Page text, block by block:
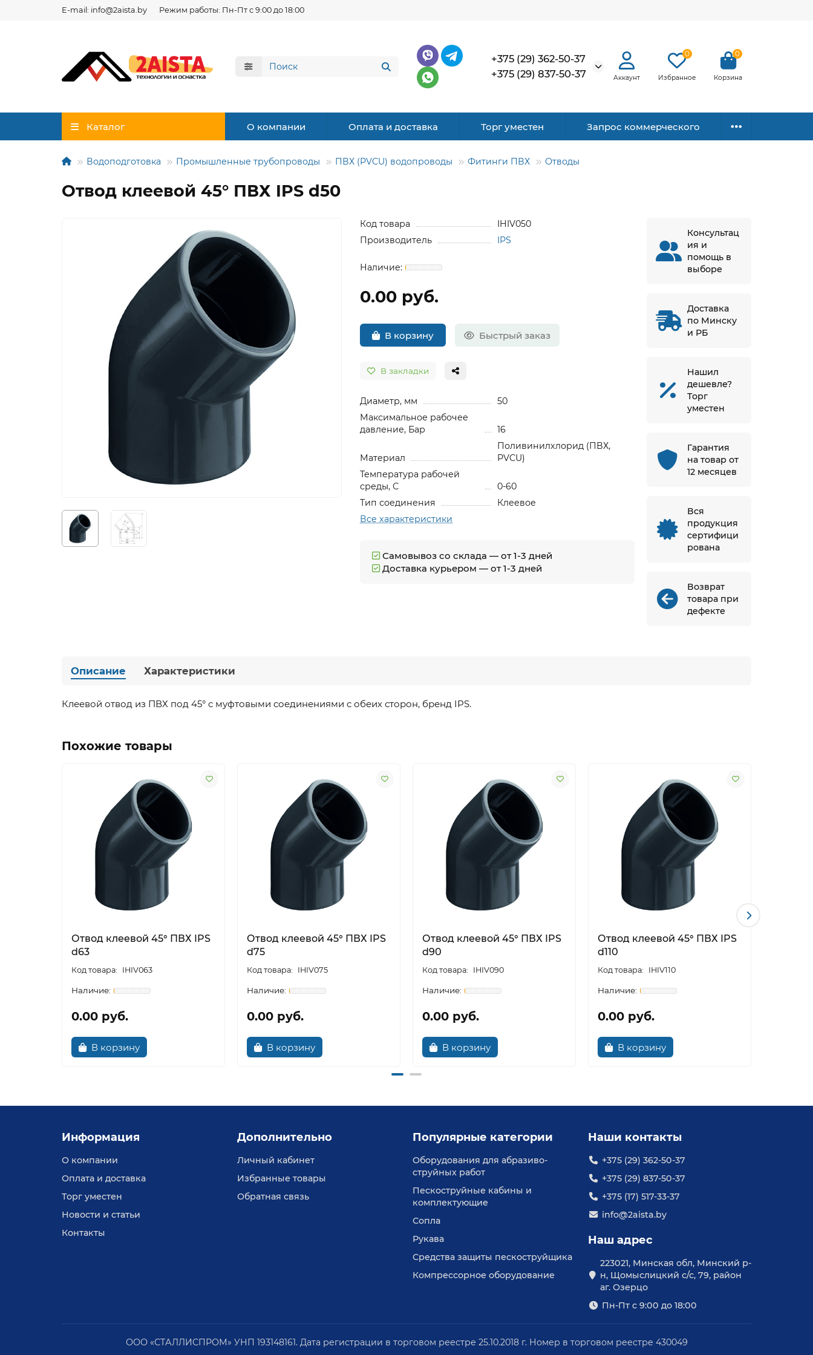
E-mail: info@2aista.by Режим работы: Пн-Пт с 9:00 до 18:00
+375 (29) 362-50-37
+375 (29) 837-50-37
Аккаунт
0
Избранное
0
Корзина
Каталог О компании Оплата и доставка Торг уместен Запрос коммерческого
Водоподготовка Промышленные трубопроводы ПВХ (PVCU) водопроводы Фитинги ПВХ Отводы
Отвод клеевой 45° ПВХ IPS d50
Код товара
IHIV050
Производитель
IPS
0.00 руб.
В корзину Быстрый заказ
В закладки
Диаметр, мм
50
Максимальное рабочее
давление, Бар
16
Материал
Поливинилхлорид (ПВХ,
PVCU)
Температура рабочей
среды, С
0-60
Тип соединения
Клеевое
Все характеристики
Самовывоз со склада — от 1-3 дней
Доставка курьером — от 1-3 дней
Консультац
ия и
помощь в
выборе
Доставка
по Минску
и РБ
Нашил
дешевле?
Торг
уместен
Гарантия
на товар от
12 месяцев
Вся
продукция
сертифици
рована
Возврат
товара при
дефекте
Описание Характеристики
Клеевой отвод из ПВХ под 45° с муфтовыми соединениями с обеих сторон, бренд IPS.
Похожие товары
Отвод клеевой 45° ПВХ IPS
d63
IHIV063
0.00 руб.
В корзину
Отвод клеевой 45° ПВХ IPS
d75
IHIV075
0.00 руб.
В корзину
Отвод клеевой 45° ПВХ IPS
d90
IHIV090
0.00 руб.
В корзину
Отвод клеевой 45° ПВХ IPS
d110
IHIV110
0.00 руб.
В корзину
Информация
О компании
Оплата и доставка
Торг уместен
Новости и статьи
Контакты
Дополнительно
Личный кабинет
Избранные товары
Обратная связь
Популярные категории
Оборудования для абразиво-
струйных работ
Пескоструйные кабины и
комплектующие
Сопла
Рукава
Средства защиты пескоструйщика
Компрессорное оборудование
Наши контакты
+375 (29) 362-50-37
+375 (29) 837-50-37
+375 (17) 517-33-37
info@2aista.by
Наш адрес
223021, Минская обл, Минский р-
н, Щомыслицкий с/с, 79, район
аг. Озерцо
Пн-Пт с 9:00 до 18:00
ООО «СТАЛЛИСПРОМ» УНП 193148161. Дата регистрации в торговом реестре 25.10.2018 г. Номер в торговом реестре 430049